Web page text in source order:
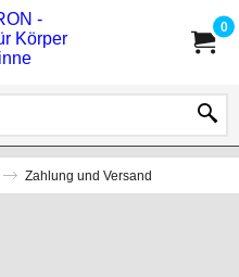
0
Zahlung und Versand